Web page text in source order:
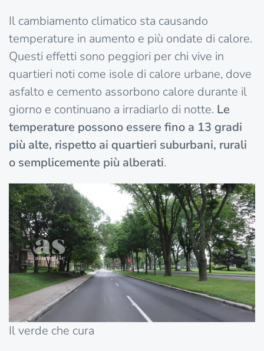
Il cambiamento climatico sta causando
temperature in aumento e più ondate di calore.
Questi effetti sono peggiori per chi vive in
quartieri noti come isole di calore urbane, dove
asfalto e cemento assorbono calore durante il
giorno e continuano a irradiarlo di notte. Le
temperature possono essere fino a 13 gradi
più alte, rispetto ai quartieri suburbani, rurali
o semplicemente più alberati.
Il verde che cura